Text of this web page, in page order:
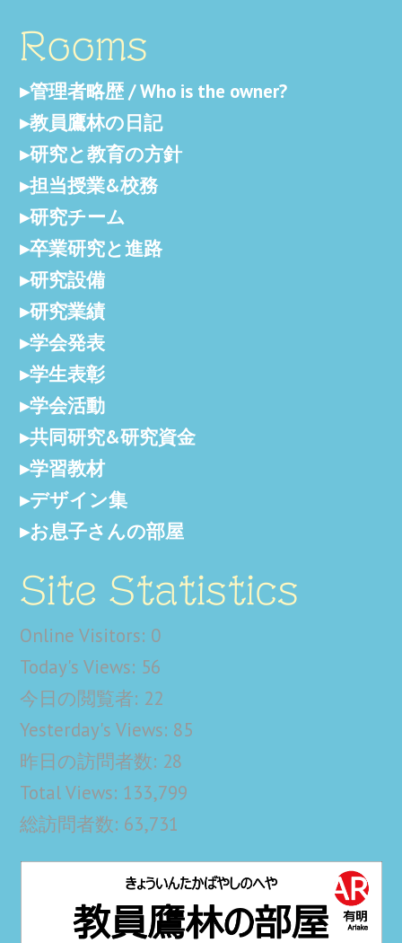
Rooms
管理者略歴 / Who is the owner?
教員鷹林の日記
研究と教育の方針
担当授業&校務
研究チーム
卒業研究と進路
研究設備
研究業績
学会発表
学生表彰
学会活動
共同研究&研究資金
学習教材
デザイン集
お息子さんの部屋
Site Statistics
Online Visitors: 0
Today's Views: 56
今日の閲覧者: 22
Yesterday's Views: 85
昨日の訪問者数: 28
Total Views: 133,799
総訪問者数: 63,731